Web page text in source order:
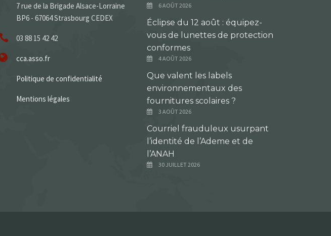
7 rue de la Brigade Alsace-Lorraine
BP6 - 67064 Strasbourg CEDEX
03 88 15 42 42
cca.asso.fr
Politique de confidentialité
Mentions légales
6 AOÛT 2026
Éclipse du 12 août : équipez-
vous de lunettes de protection
conformes
4 AOÛT 2026
Que valent les labels
environnementaux des
fournitures scolaires ?
3 AOÛT 2026
Courriel frauduleux usurpant
l’identité de l’Ademe et de
l’ANAH
30 JUILLET 2026